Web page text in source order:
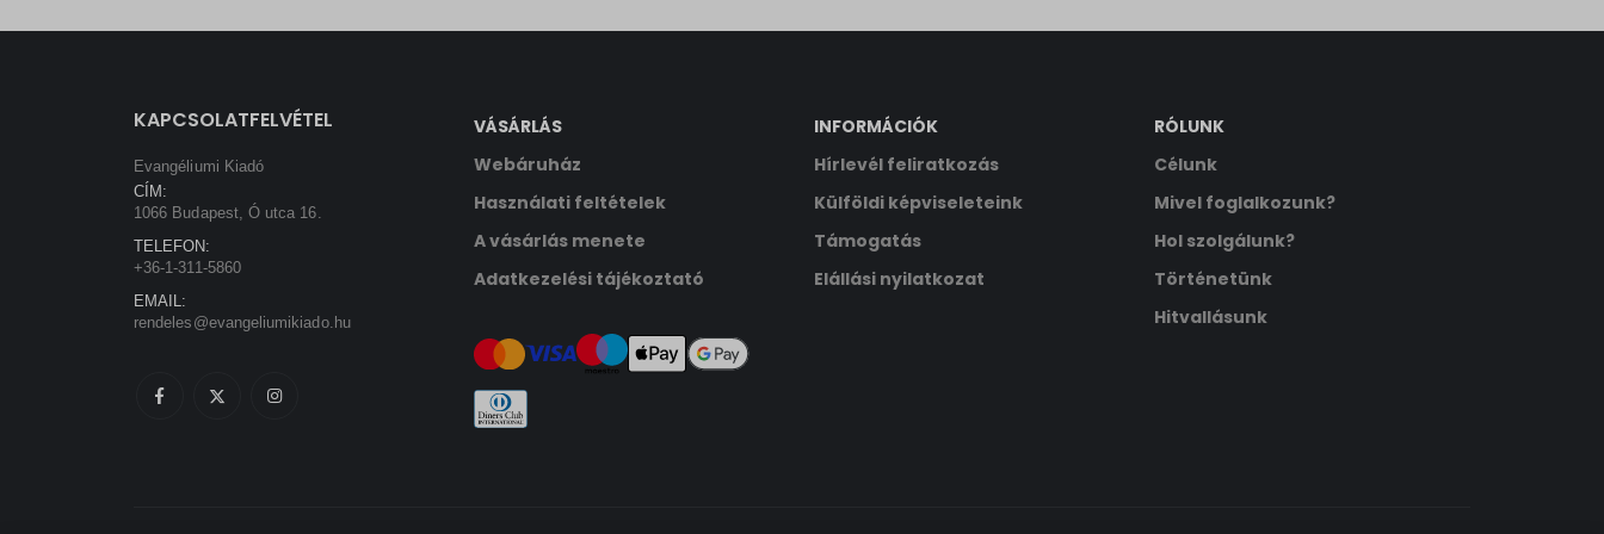
KAPCSOLATFELVÉTEL
Evangéliumi Kiadó
CÍM:
1066 Budapest, Ó utca 16.
TELEFON:
+36-1-311-5860
EMAIL:
rendeles@evangeliumikiado.hu
VÁSÁRLÁS
Webáruház
Használati feltételek
A vásárlás menete
Adatkezelési tájékoztató
INFORMÁCIÓK
Hírlevél feliratkozás
Külföldi képviseleteink
Támogatás
Elállási nyilatkozat
RÓLUNK
Célunk
Mivel foglalkozunk?
Hol szolgálunk?
Történetünk
Hitvallásunk
sbjs_udata